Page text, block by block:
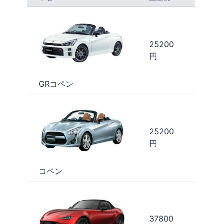
GRコペン
25200
円
コペン
25200
円
37800